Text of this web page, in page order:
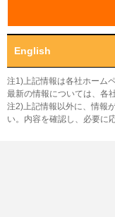
English
注1)上記情報は各社ホーム
最新の情報については、各
注2)上記情報以外に、情報
い。内容を確認し、必要に